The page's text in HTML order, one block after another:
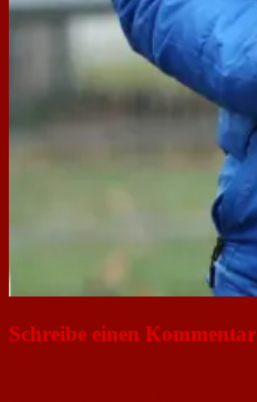
Schreibe einen Kommentar